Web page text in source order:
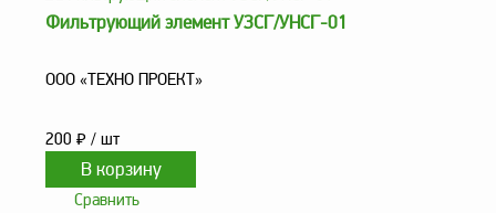
компании
Услуги
Контакты
Распродажа
Фильтрующий элемент УЗСГ/УНСГ-01
ООО «ТЕХНО ПРОЕКТ»
200 ₽ / шт
Сравнить